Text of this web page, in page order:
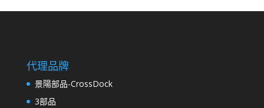
代理品牌
景陽部品-CrossDock
3部品